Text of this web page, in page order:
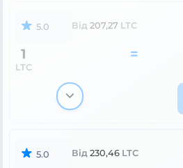
5.0 Від 207,27 LTC
1
LTC
=
5.0 Від 230,46 LTC